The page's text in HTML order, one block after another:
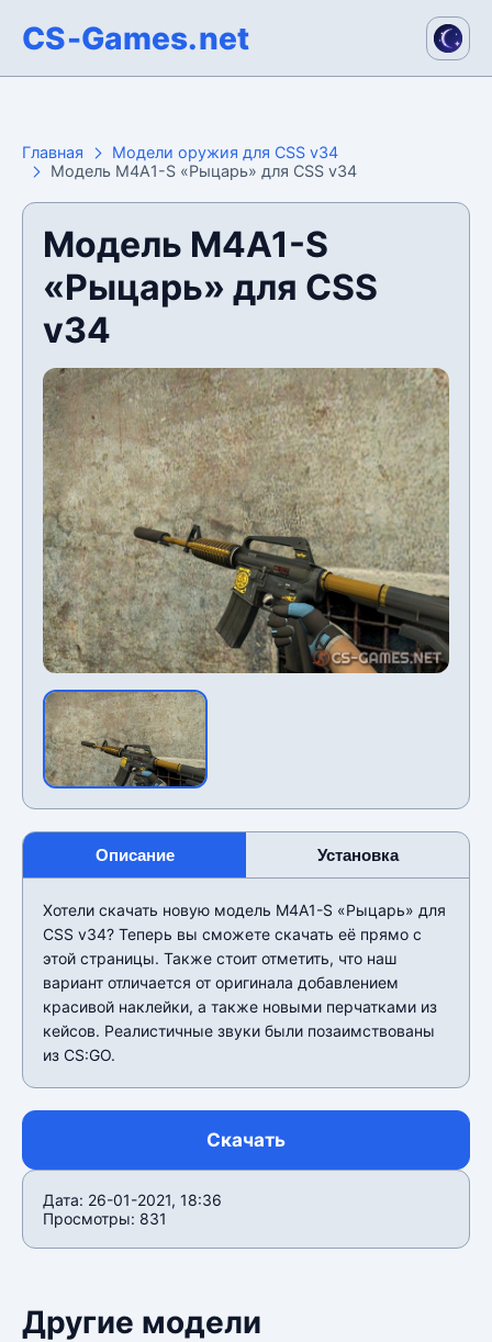
CS-Games.net
Главная
Модели оружия для CSS v34
Модель M4A1-S «Рыцарь» для CSS v34
Модель M4A1-S
«Рыцарь» для CSS
v34
Описание Установка
Хотели скачать новую модель M4A1-S «Рыцарь» для
CSS v34? Теперь вы сможете скачать её прямо с
этой страницы. Также стоит отметить, что наш
вариант отличается от оригинала добавлением
красивой наклейки, а также новыми перчатками из
кейсов. Реалистичные звуки были позаимствованы
из CS:GO.
Скачать
Дата: 26-01-2021, 18:36
Просмотры: 831
Другие модели